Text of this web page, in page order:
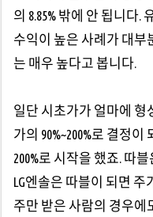
의 8.85% 밖에 안 됩니다
수익이 높은 사례가 대부
는 매우 높다고 봅니다.
일단 시초가가 얼마에 형
가의 90%~200%로 결정
200%로 시작을 했죠. 따
LG엔솔은 따블이 되면 주
주만 받은 사람의 경우에